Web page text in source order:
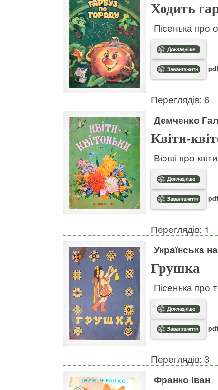
Ходить
Пісенька про
Переглядів: 6
Демченко
Квіти-
Вірші про
Переглядів: 1
Українська
Грушка
Пісенька про
Переглядів: 3
Франко Іван